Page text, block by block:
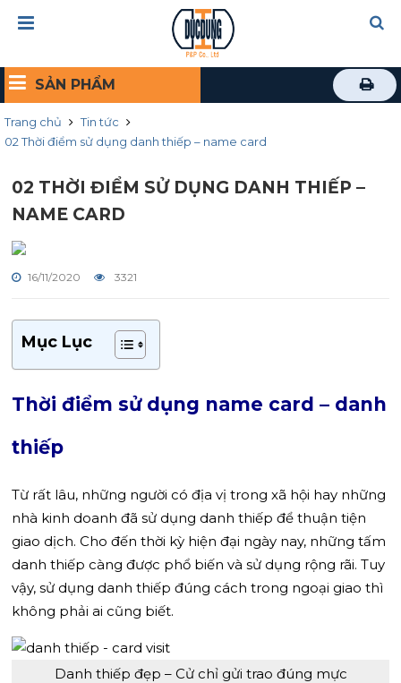
SẢN PHẨM
Trang chủ
Tin tức
02 Thời điểm sử dụng danh thiếp – name card
02 THỜI ĐIỂM SỬ DỤNG DANH THIẾP –
NAME CARD
16/11/2020 3321
Mục Lục
Thời điểm sử dụng name card – danh
thiếp
Từ rất lâu, những người có địa vị trong xã hội hay những
nhà kinh doanh đã sử dụng danh thiếp để thuận tiện
giao dịch. Cho đến thời kỳ hiện đại ngày nay, những tấm
danh thiếp càng được phổ biến và sử dụng rộng rãi. Tuy
vậy, sử dụng danh thiếp đúng cách trong ngoại giao thì
không phải ai cũng biết.
Danh thiếp đẹp – Cử chỉ gửi trao đúng mực